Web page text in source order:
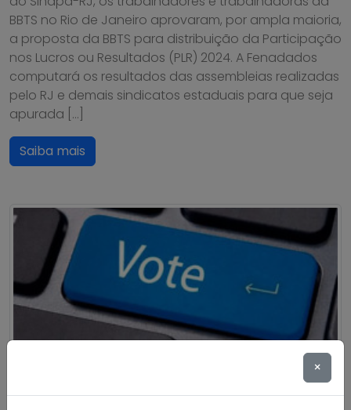
BBTS no Rio de Janeiro aprovaram, por ampla maioria,
a proposta da BBTS para distribuição da Participação
nos Lucros ou Resultados (PLR) 2024. A Fenadados
computará os resultados das assembleias realizadas
pelo RJ e demais sindicatos estaduais para que seja
apurada […]
Saiba mais
Eleita a OLT da BBTS
×